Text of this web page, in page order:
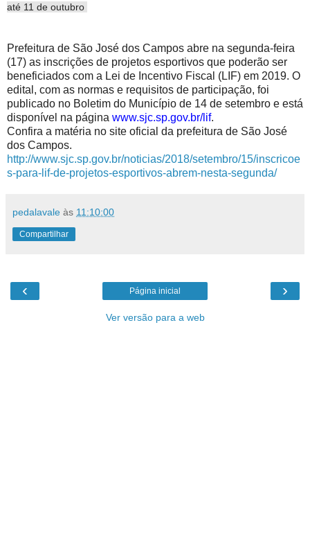
até 11 de outubro
Prefeitura de São José dos Campos abre na segunda-feira
(17) as inscrições de projetos esportivos que poderão ser
beneficiados com a Lei de Incentivo Fiscal (LIF) em 2019. O
edital, com as normas e requisitos de participação, foi
publicado no Boletim do Município de 14 de setembro e está
disponível na página www.sjc.sp.gov.br/lif.
Confira a matéria no site oficial da prefeitura de São José
dos Campos.
http://www.sjc.sp.gov.br/noticias/2018/setembro/15/inscricoe
s-para-lif-de-projetos-esportivos-abrem-nesta-segunda/
pedalavale às 11:10:00
Compartilhar
‹ ›
Página inicial
Ver versão para a web